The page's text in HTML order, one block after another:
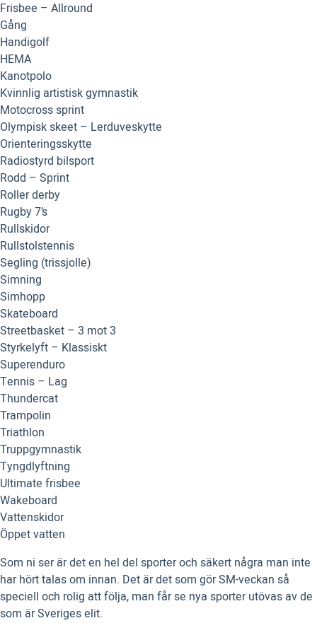
Frisbee – Allround
Gång
Handigolf
HEMA
Kanotpolo
Kvinnlig artistisk gymnastik
Motocross sprint
Olympisk skeet – Lerduveskytte
Orienteringsskytte
Radiostyrd bilsport
Rodd – Sprint
Roller derby
Rugby 7’s
Rullskidor
Rullstolstennis
Segling (trissjolle)
Simning
Simhopp
Skateboard
Streetbasket – 3 mot 3
Styrkelyft – Klassiskt
Superenduro
Tennis – Lag
Thundercat
Trampolin
Triathlon
Truppgymnastik
Tyngdlyftning
Ultimate frisbee
Wakeboard
Vattenskidor
Öppet vatten
Som ni ser är det en hel del sporter och säkert några man inte
har hört talas om innan. Det är det som gör SM-veckan så
speciell och rolig att följa, man får se nya sporter utövas av de
som är Sveriges elit.